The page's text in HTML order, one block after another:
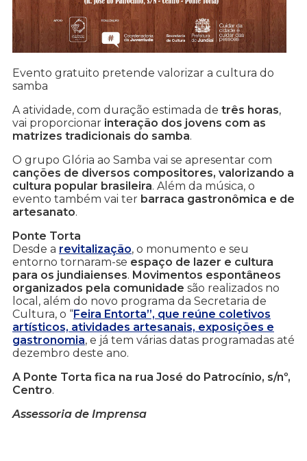
Evento gratuito pretende valorizar a cultura do
samba
A atividade, com duração estimada de três horas,
vai proporcionar interação dos jovens com as
matrizes tradicionais do samba.
O grupo Glória ao Samba vai se apresentar com
canções de diversos compositores, valorizando a
cultura popular brasileira. Além da música, o
evento também vai ter barraca gastronômica e de
artesanato.
Ponte Torta
Desde a revitalização, o monumento e seu
entorno tornaram-se espaço de lazer e cultura
para os jundiaienses. Movimentos espontâneos
organizados pela comunidade são realizados no
local, além do novo programa da Secretaria de
Cultura, o “Feira Entorta”, que reúne coletivos
artísticos, atividades artesanais, exposições e
gastronomia, e já tem várias datas programadas até
dezembro deste ano.
A Ponte Torta fica na rua José do Patrocínio, s/nº,
Centro.
Assessoria de Imprensa